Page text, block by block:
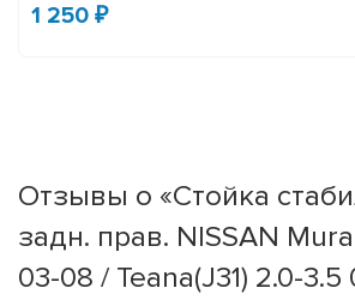
1 250 ₽
Отзывы о «Стойка
задн. прав. NISSAN
03-08 / Teana(J31) 2.0-3.5